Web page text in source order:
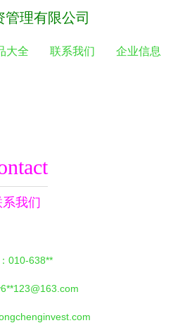
理有限公司
大全 联系我们 企业信息
系我们
010-638**
123@163.com